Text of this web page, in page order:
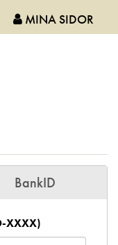
MINA SIDOR
BankID
XXXX)